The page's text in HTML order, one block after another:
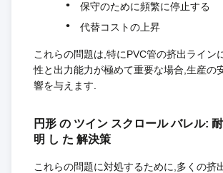
保守のために頻繁に停止する
代替コストの上昇
これらの問題は,特にPVC管の挤出ライン
性と出力能力が極めて重要な場合,生産の
響を与えます.
円形 の ツイン スクロール バレル:
明 し た 解決策
これらの問題に対処するために,多くの挤